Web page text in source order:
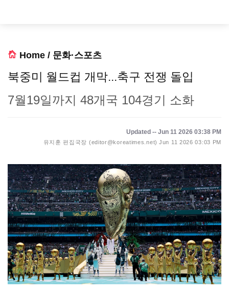
Home / 문화·스포츠
북중미 월드컵 개막...축구 전쟁 돌입
7월19일까지 48개국 104경기 소화
Updated -- Jun 11 2026 03:38 PM
유지훈 편집국장 (editor@koreatimes.net) Jun 11 2026 03:03 PM